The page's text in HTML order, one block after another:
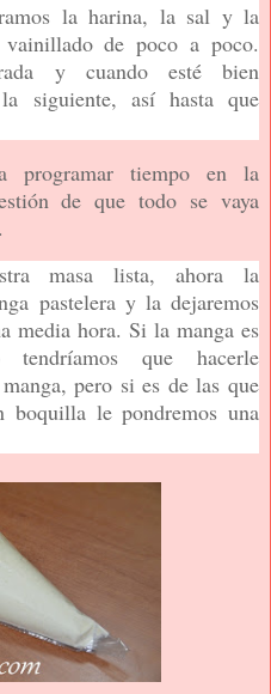
la harina, la sal y la
vainillado de poco a poco.
y cuando esté bien
siguiente, así hasta que
programar tiempo en la
de que todo se vaya
masa lista, ahora la
pastelera y la dejaremos
media hora. Si la manga es
tendríamos que hacerle
pero si es de las que
boquilla le pondremos una